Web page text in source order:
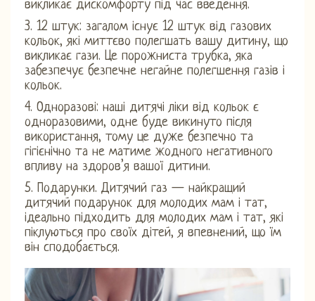
викликає дискомфорту під час введення.
3. 12 штук: загалом існує 12 штук від газових
кольок, які миттєво полегшать вашу дитину, що
викликає гази. Це порожниста трубка, яка
забезпечує безпечне негайне полегшення газів і
кольок.
4. Одноразові: наші дитячі ліки від кольок є
одноразовими, одне буде викинуто після
використання, тому це дуже безпечно та
гігієнічно та не матиме жодного негативного
впливу на здоров’я вашої дитини.
5. Подарунки. Дитячий газ — найкращий
дитячий подарунок для молодих мам і тат,
ідеально підходить для молодих мам і тат, які
піклуються про своїх дітей, я впевнений, що їм
він сподобається.